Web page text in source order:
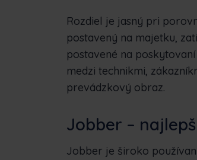
Rozdiel je jasný pri
postavený na majetku,
postavené na
medzi technikmi,
prevádzkový obraz.
Jobber –
Jobber je široko